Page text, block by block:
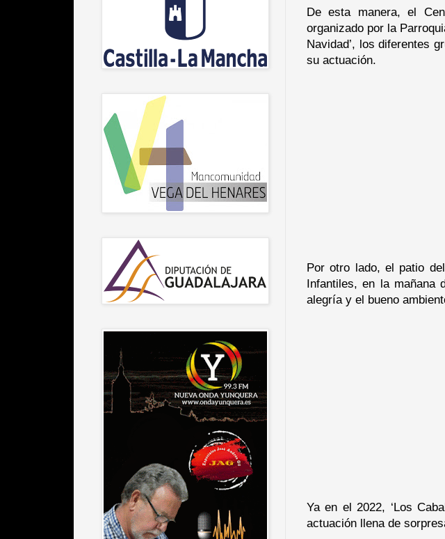
De esta manera, el
organizado por la
Navidad’, los diferentes
su actuación.
Por otro lado, el patio
Infantiles, en la mañana
alegría y el bueno
Ya en el 2022, ‘Los
actuación llena de